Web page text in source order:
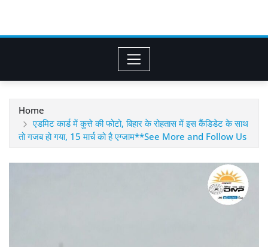
Home
एडमिट कार्ड में कुत्ते की फोटो, बिहार के रोहतास में इस कैंडिडेट के साथ
तो गजब हो गया, 15 मार्च को है एग्जाम**See More and Follow Us